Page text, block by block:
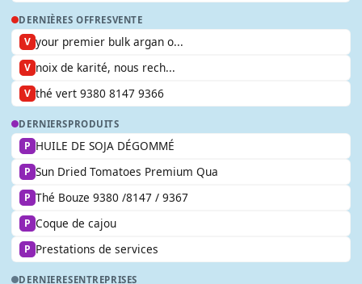
DERNIÈRES OFFRESVENTE
V your premier bulk argan o...
V noix de karité, nous rech...
V thé vert 9380 8147 9366
DERNIERSPRODUITS
P HUILE DE SOJA DÉGOMMÉ
P Sun Dried Tomatoes Premium Qua
P Thé Bouze 9380 /8147 / 9367
P Coque de cajou
P Prestations de services
DERNIERESENTREPRISES